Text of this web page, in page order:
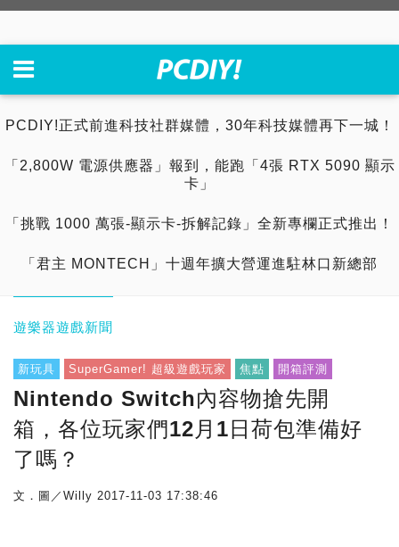
PCDIY!正式前進科技社群媒體，30年科技媒體再下一城！
「2,800W 電源供應器」報到，能跑「4張 RTX 5090 顯示
卡」
「挑戰 1000 萬張-顯示卡-拆解記錄」全新專欄正式推出！
「君主 MONTECH」十週年擴大營運進駐林口新總部
遊樂器遊戲新聞
新玩具 SuperGamer! 超級遊戲玩家 焦點 開箱評測
Nintendo Switch內容物搶先開
箱，各位玩家們12月1日荷包準備好
了嗎？
文．圖／Willy 2017-11-03 17:38:46